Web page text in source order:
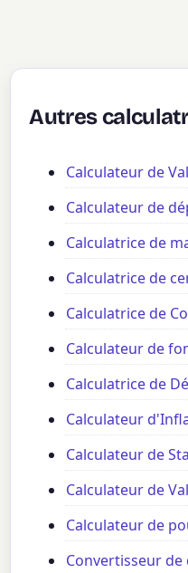
Autres
Calculateur de
Calculateur de
Calculatrice de
Calculatrice de
Calculatrice de
Calculateur de
Calculatrice de
Calculateur
Calculateur de
Calculateur de
Calculateur de
Convertisseur de